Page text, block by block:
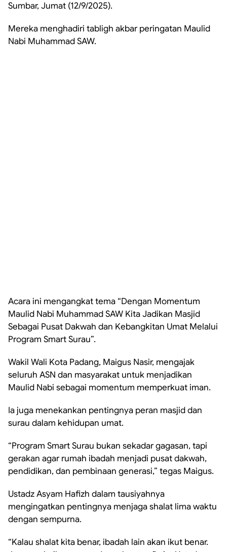
Sumbar, Jumat (12/9/2025).
Mereka menghadiri tabligh akbar peringatan Maulid
Nabi Muhammad SAW.
Acara ini mengangkat tema “Dengan Momentum
Maulid Nabi Muhammad SAW Kita Jadikan Masjid
Sebagai Pusat Dakwah dan Kebangkitan Umat Melalui
Program Smart Surau”.
Wakil Wali Kota Padang, Maigus Nasir, mengajak
seluruh ASN dan masyarakat untuk menjadikan
Maulid Nabi sebagai momentum memperkuat iman.
Ia juga menekankan pentingnya peran masjid dan
surau dalam kehidupan umat.
“Program Smart Surau bukan sekadar gagasan, tapi
gerakan agar rumah ibadah menjadi pusat dakwah,
pendidikan, dan pembinaan generasi,” tegas Maigus.
Ustadz Asyam Hafizh dalam tausiyahnya
mengingatkan pentingnya menjaga shalat lima waktu
dengan sempurna.
“Kalau shalat kita benar, ibadah lain akan ikut benar.